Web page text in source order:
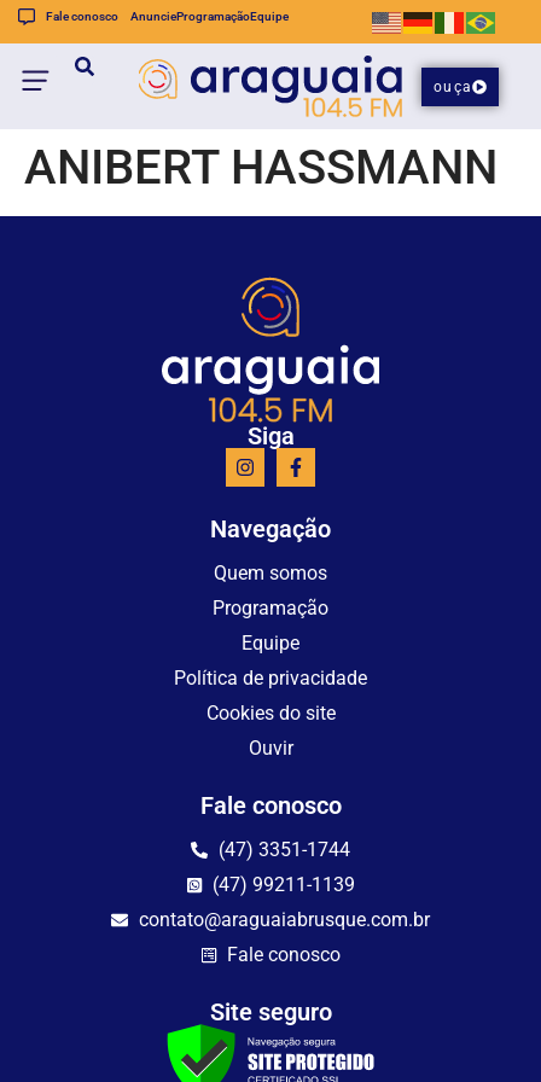
Fale conosco AnuncieProgramaçãoEquipe
ouça
ANIBERT HASSMANN
Siga
Navegação
Quem somos
Programação
Equipe
Política de privacidade
Cookies do site
Ouvir
Fale conosco
(47) 3351-1744
(47) 99211-1139
contato@araguaiabrusque.com.br
Fale conosco
Site seguro